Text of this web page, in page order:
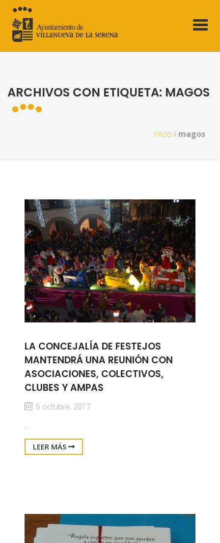
ARCHIVOS CON ETIQUETA: MAGOS
Inicio / magos
LA CONCEJALÍA DE FESTEJOS
MANTENDRÁ UNA REUNIÓN CON
ASOCIACIONES, COLECTIVOS,
CLUBES Y AMPAS
5 octubre, 2017
...
LEER MÁS